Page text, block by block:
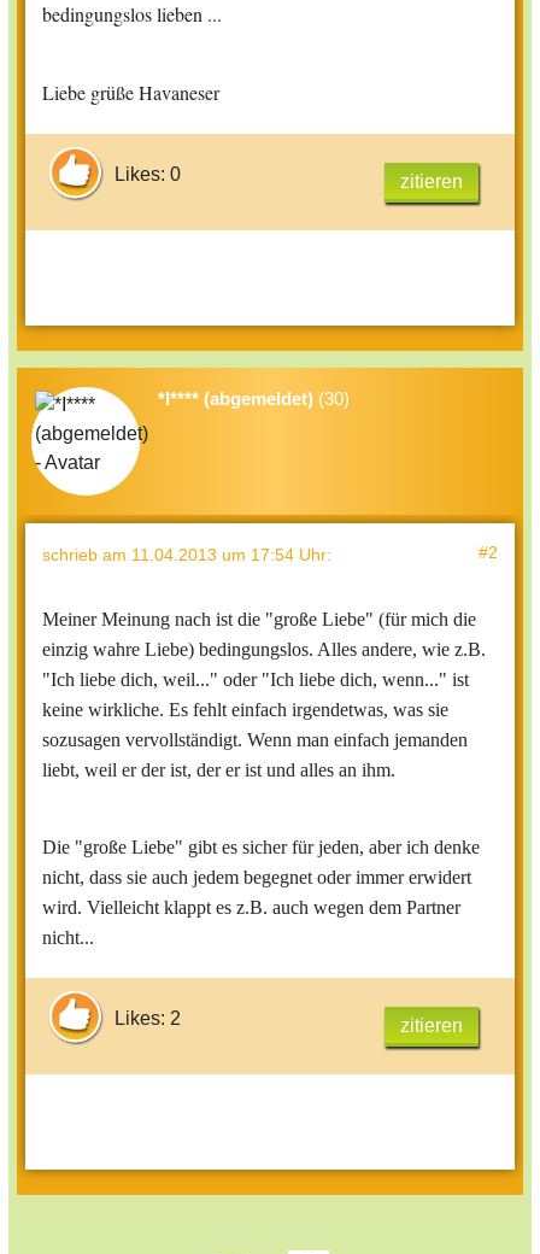
bedingungslos lieben ...
Liebe grüße Havaneser
Likes: 0 zitieren
*I**** (abgemeldet) (30)
schrieb am 11.04.2013 um 17:54 Uhr: #2
Meiner Meinung nach ist die "große Liebe" (für mich die
einzig wahre Liebe) bedingungslos. Alles andere, wie z.B.
"Ich liebe dich, weil..." oder "Ich liebe dich, wenn..." ist
keine wirkliche. Es fehlt einfach irgendetwas, was sie
sozusagen vervollständigt. Wenn man einfach jemanden
liebt, weil er der ist, der er ist und alles an ihm.
Die "große Liebe" gibt es sicher für jeden, aber ich denke
nicht, dass sie auch jedem begegnet oder immer erwidert
wird. Vielleicht klappt es z.B. auch wegen dem Partner
nicht...
Likes: 2 zitieren